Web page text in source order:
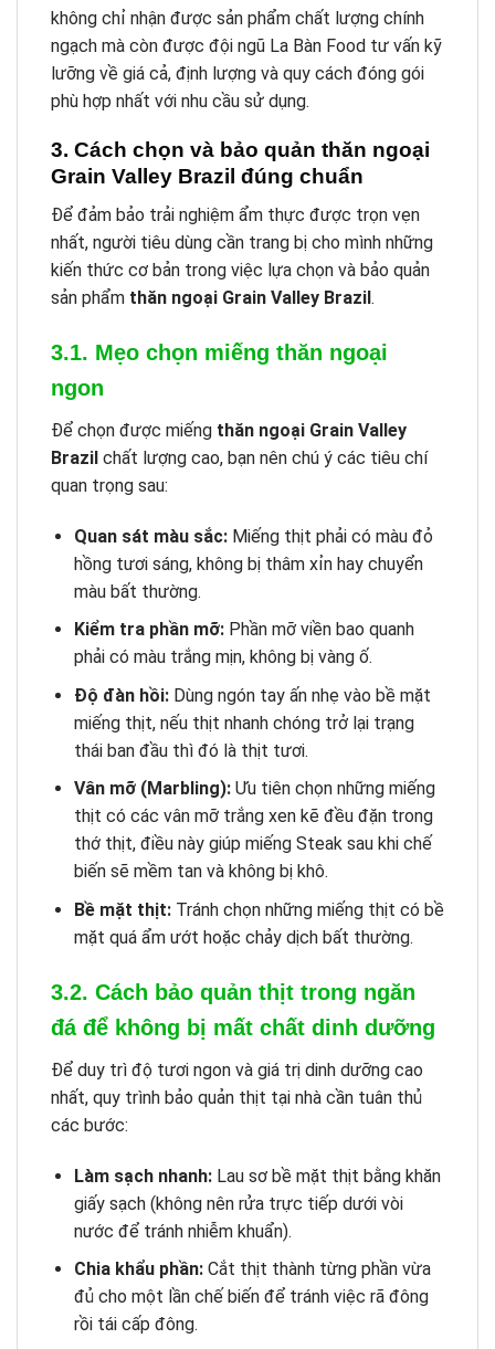
không chỉ nhận được sản phẩm chất lượng chính
ngạch mà còn được đội ngũ La Bàn Food tư vấn kỹ
lưỡng về giá cả, định lượng và quy cách đóng gói
phù hợp nhất với nhu cầu sử dụng.
3. Cách chọn và bảo quản thăn ngoại
Grain Valley Brazil đúng chuẩn
Để đảm bảo trải nghiệm ẩm thực được trọn vẹn
nhất, người tiêu dùng cần trang bị cho mình những
kiến thức cơ bản trong việc lựa chọn và bảo quản
sản phẩm thăn ngoại Grain Valley Brazil.
3.1. Mẹo chọn miếng thăn ngoại
ngon
Để chọn được miếng thăn ngoại Grain Valley
Brazil chất lượng cao, bạn nên chú ý các tiêu chí
quan trọng sau:
Quan sát màu sắc:Miếng thịt phải có màu đỏ
hồng tươi sáng, không bị thâm xỉn hay chuyển
màu bất thường.
Kiểm tra phần mỡ:Phần mỡ viền bao quanh
phải có màu trắng mịn, không bị vàng ố.
Độ đàn hồi:Dùng ngón tay ấn nhẹ vào bề mặt
miếng thịt, nếu thịt nhanh chóng trở lại trạng
thái ban đầu thì đó là thịt tươi.
Vân mỡ (Marbling):Ưu tiên chọn những miếng
thịt có các vân mỡ trắng xen kẽ đều đặn trong
thớ thịt, điều này giúp miếng Steak sau khi chế
biến sẽ mềm tan và không bị khô.
Bề mặt thịt:Tránh chọn những miếng thịt có bề
mặt quá ẩm ướt hoặc chảy dịch bất thường.
3.2. Cách bảo quản thịt trong ngăn
đá để không bị mất chất dinh dưỡng
Để duy trì độ tươi ngon và giá trị dinh dưỡng cao
nhất, quy trình bảo quản thịt tại nhà cần tuân thủ
các bước:
Làm sạch nhanh:Lau sơ bề mặt thịt bằng khăn
giấy sạch (không nên rửa trực tiếp dưới vòi
nước để tránh nhiễm khuẩn).
Chia khẩu phần:Cắt thịt thành từng phần vừa
đủ cho một lần chế biến để tránh việc rã đông
rồi tái cấp đông.